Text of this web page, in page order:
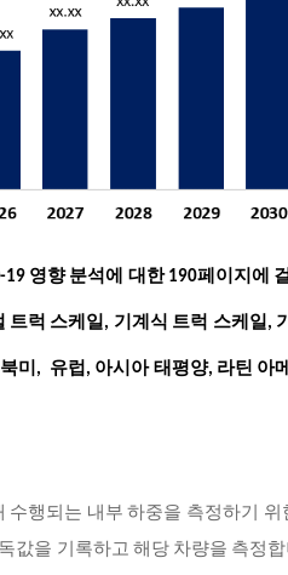
영향 분석에 대한 190페이지에
트럭 스케일, 기계식 트럭 스케일,
미, 유럽, 아시아 태평양, 라틴 아
행되는 내부 하중을 측정하기
값을 기록하고 해당 차량을 측정